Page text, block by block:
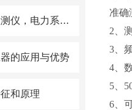
数字智能局部放电检测仪，电力系统的绝缘状态守护者
的应用与优势
和原理
准确
2、
3、
4、
5、
6、